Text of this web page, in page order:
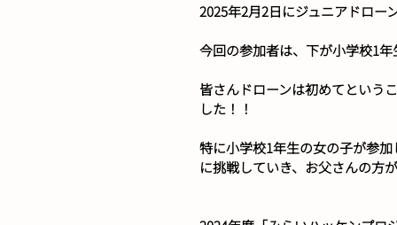
2025年2月2日にジュニアドロー
今回の参加者は、下が小学校1
皆さんドローンは初めてという
した！！
特に小学校1年生の女の子が参
に挑戦していき、お父さんの方